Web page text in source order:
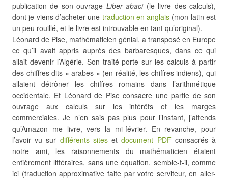
publication de son ouvrage Liber abaci(le livre des calculs),
dont je viens d’acheter une traduction en anglais (mon latin est
un peu rouillé, et le livre est introuvable en tant qu’original).
Léonard de Pise, mathématicien génial, a transposé en Europe
ce qu’il avait appris auprès des barbaresques, dans ce qui
allait devenir l’Algérie. Son traité porte sur les calculs à partir
des chiffres dits « arabes » (en réalité, les chiffres indiens), qui
allaient détrôner les chiffres romains dans l’arithmétique
occidentale. Et Léonard de Pise consacre une partie de son
ouvrage aux calculs sur les intérêts et les marges
commerciales. Je n’en sais pas plus pour l’instant, j’attends
qu’Amazon me livre, vers la mi-février. En revanche, pour
l’avoir vu sur différents sitesetdocument PDFconsacrés à
notre ami, les raisonnements du mathématicien étaient
entièrement littéraires, sans une équation, semble-t-il, comme
ici (traduction approximative faite par votre serviteur, en aller-